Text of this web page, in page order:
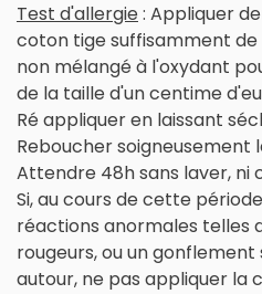
Test d'allergie: Appliquer
coton tige suffisamment
non mélangé à l'oxydant
de la taille d'un centime
Ré appliquer en laissant
Reboucher soigneusement
Attendre 48h sans laver, ni
Si, au cours de cette
réactions anormales telles
rougeurs, ou un
autour, ne pas appliquer la